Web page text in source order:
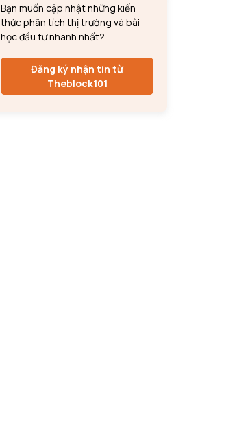
Bạn muốn cập nhật những kiến
thức phân tích thị trường và bài
học đầu tư nhanh nhất?
Đăng ký nhận tin từ
Theblock101